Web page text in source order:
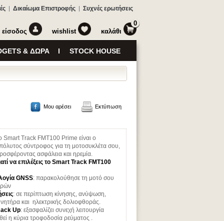
Δικαίωμα Επιστροφής Συχνές ερωτήσεις
καλάθι
0
wishlist
είσοδος
& ΔΩΡΑ STOCK HOUSE
Μου αρέσει Εκτύπωση
Smart Track FMT100 Prime είναι ο
σύντροφος για τη μοτοσυκλέτα σου,
ασφάλεια και ηρεμία.
να επιλέξεις το Smart Track FMT100
GNSS: παρακολούθησε τη μοτό σου
: σε περίπτωση κίνησης, ανύψωση,
και ηλεκτρικής δολιοφθοράς.
Up: εξασφαλίζει συνεχή λειτουργία
η κύρια τροφοδοσία ρεύματος .